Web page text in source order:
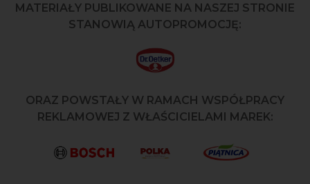
MATERIAŁY PUBLIKOWANE NA NASZEJ STRONIE
STANOWIĄ AUTOPROMOCJĘ:
ORAZ POWSTAŁY W RAMACH WSPÓŁPRACY
REKLAMOWEJ Z WŁAŚCICIELAMI MAREK: